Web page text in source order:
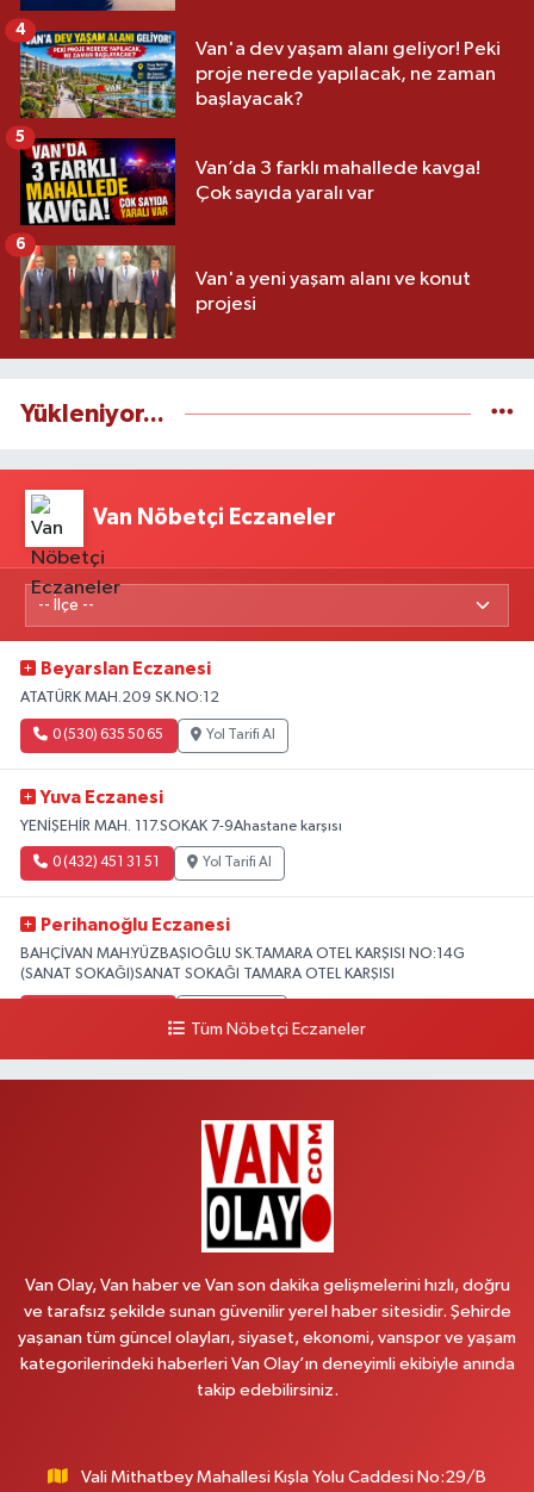
Van'a dev yaşam alanı geliyor! Peki
proje nerede yapılacak, ne zaman
başlayacak?
4
Van’da 3 farklı mahallede kavga!
Çok sayıda yaralı var
5
Van'a yeni yaşam alanı ve konut
projesi
6
Yükleniyor...
Van Nöbetçi Eczaneler
Beyarslan Eczanesi
ATATÜRK MAH.209 SK.NO:12
0 (530) 635 50 65 Yol Tarifi Al
Yuva Eczanesi
YENİŞEHİR MAH. 117.SOKAK 7-9Ahastane karşısı
0 (432) 451 31 51 Yol Tarifi Al
Perihanoğlu Eczanesi
BAHÇİVAN MAH.YÜZBAŞIOĞLU SK.TAMARA OTEL KARŞISI NO:14G
(SANAT SOKAĞI)SANAT SOKAĞI TAMARA OTEL KARŞISI
Yol Tarifi Al
BEYAZIT MAH.ZEYLAN CADDESİ OKYANUS GİYİM YANI NO:1
Afşar Eczanesi
Kazım Karabekir cad.Eski Araştırma Hastanesi karşısı (kent park karşısı )
Gürpınar Eczanesi
Tüm Nöbetçi Eczaneler
Van Olay, Van haber ve Van son dakika gelişmelerini hızlı, doğru
ve tarafsız şekilde sunan güvenilir yerel haber sitesidir. Şehirde
yaşanan tüm güncel olayları, siyaset, ekonomi, vanspor ve yaşam
kategorilerindeki haberleri Van Olay’ın deneyimli ekibiyle anında
takip edebilirsiniz.
Vali Mithatbey Mahallesi Kışla Yolu Caddesi No:29/B